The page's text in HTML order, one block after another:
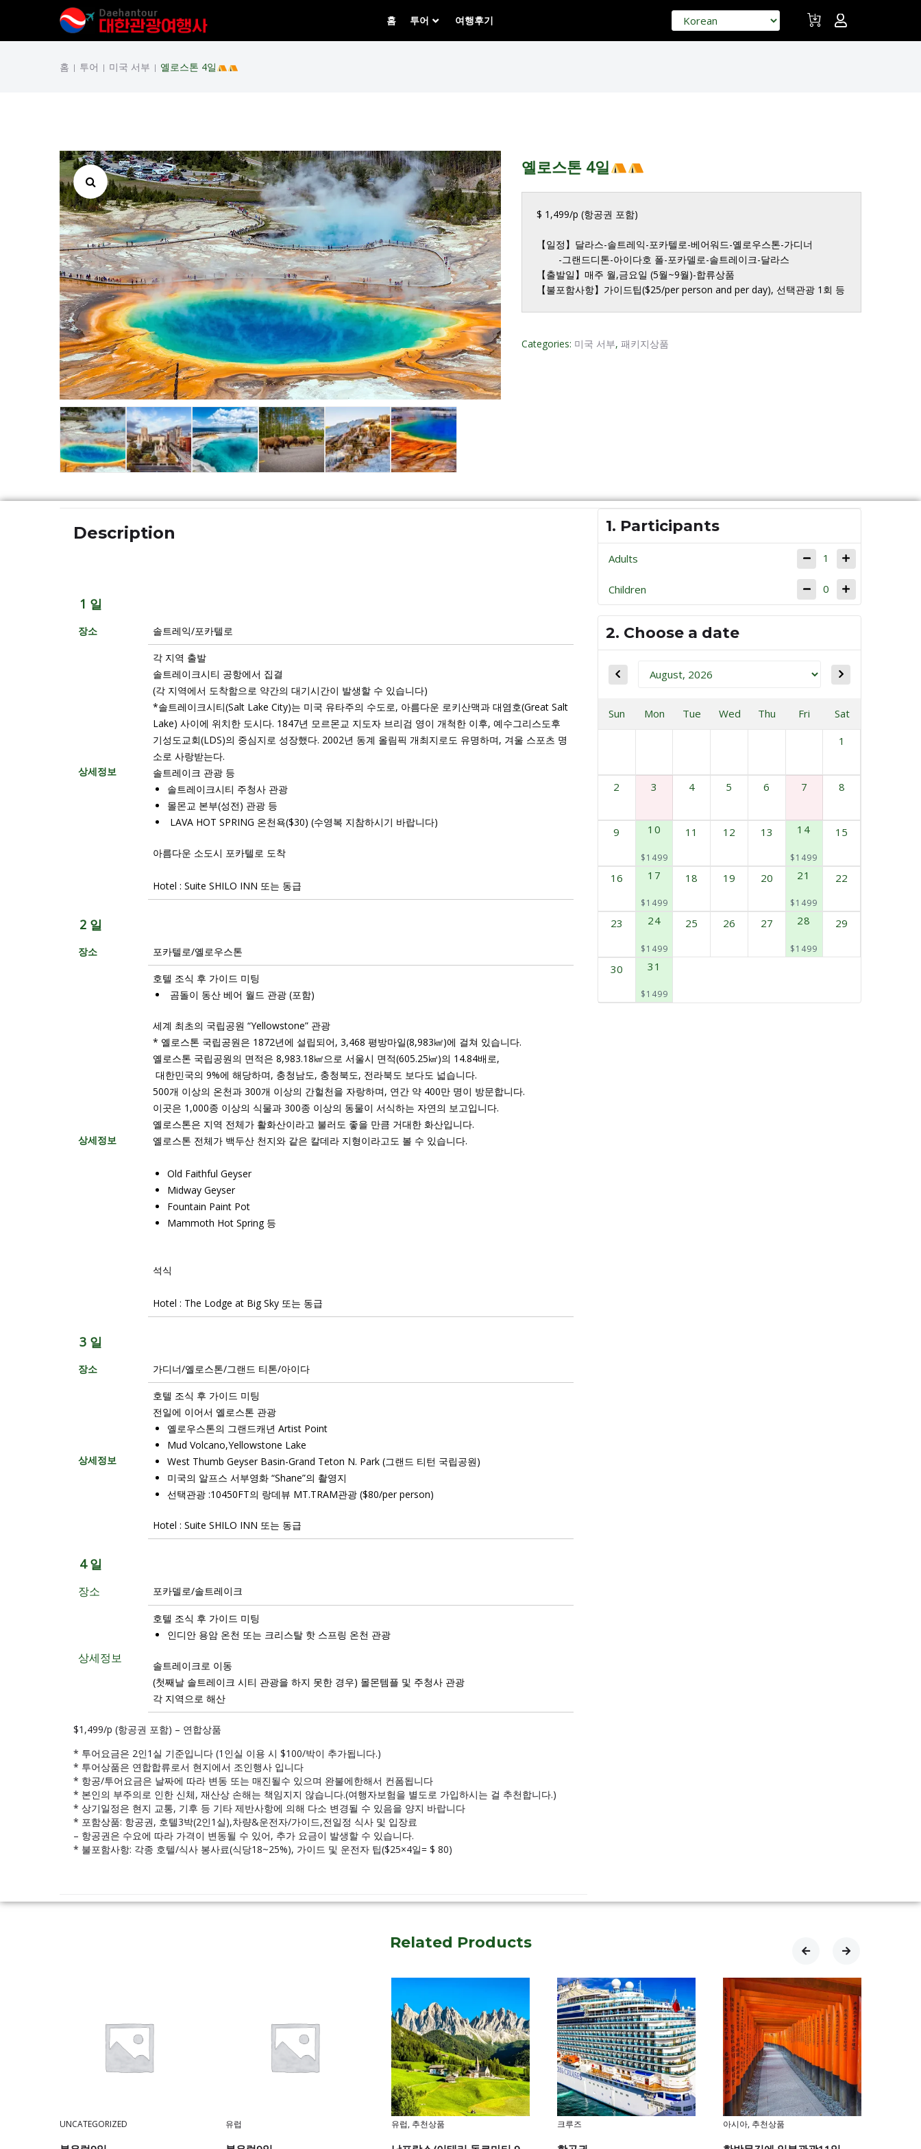
홈 투어 여행후기
홈 | 투어 | 미국 서부 | 옐로스톤 4일
옐로스톤 4일
$ 1,499/p (항공권 포함)
【일정】달라스-솔트레익-포카텔로-베어워드-옐로우스톤-가디너
【출발일】매주 월,금요일 (5월~9월)-합류상품
【불포함사항】가이드팁($25/per person and per day), 선택관광 1회 등
Categories: 미국 서부,패키지상품
Description
1 일
장소 솔트레익/포카텔로
상세정보
각 지역 출발
솔트레이크시티 공항에서 집결
(각 지역에서 도착함으로 약간의 대기시간이 발생할 수 있습니다)
*솔트레이크시티(Salt Lake City)는 미국 유타주의 수도로, 아름다운 로키산맥과 대염호(Great Salt
Lake) 사이에 위치한 도시다. 1847년 모르몬교 지도자 브리검 영이 개척한 이후, 예수그리스도후
기성도교회(LDS)의 중심지로 성장했다. 2002년 동계 올림픽 개최지로도 유명하며, 겨울 스포츠 명
소로 사랑받는다.
솔트레이크 관광 등
솔트레이크시티 주청사 관광
몰몬교 본부(성전) 관광 등
LAVA HOT SPRING 온천욕($30) (수영복 지참하시기 바랍니다)
아름다운 소도시 포카텔로 도착
Hotel : Suite SHILO INN 또는 동급
2 일
장소 포카텔로/옐로우스톤
상세정보
호텔 조식 후 가이드 미팅
곰돌이 동산 베어 월드 관광 (포함)
세계 최초의 국립공원 “Yellowstone” 관광
* 옐로스톤 국립공원은 1872년에 설립되어, 3,468 평방마일(8,983㎢)에 걸쳐 있습니다.
옐로스톤 국립공원의 면적은 8,983.18㎢으로 서울시 면적(605.25㎢)의 14.84배로,
대한민국의 9%에 해당하며, 충청남도, 충청북도, 전라북도 보다도 넓습니다.
500개 이상의 온천과 300개 이상의 간헐천을 자랑하며, 연간 약 400만 명이 방문합니다.
이곳은 1,000종 이상의 식물과 300종 이상의 동물이 서식하는 자연의 보고입니다.
옐로스톤은 지역 전체가 활화산이라고 불러도 좋을 만큼 거대한 화산입니다.
옐로스톤 전체가 백두산 천지와 같은 칼데라 지형이라고도 볼 수 있습니다.
Old Faithful Geyser
Midway Geyser
Fountain Paint Pot
Mammoth Hot Spring 등
석식
Hotel : The Lodge at Big Sky 또는 동급
3 일
장소 가디너/옐로스톤/그랜드 티톤/아이다
상세정보
호텔 조식 후 가이드 미팅
전일에 이어서 옐로스톤 관광
옐로우스톤의 그랜드캐년 Artist Point
Mud Volcano,Yellowstone Lake
West Thumb Geyser Basin-Grand Teton N. Park (그랜드 티턴 국립공원)
미국의 알프스 서부영화 “Shane”의 촬영지
선택관광 :10450FT의 랑데뷰 MT.TRAM관광 ($80/per person)
Hotel : Suite SHILO INN 또는 동급
4 일
장소 포카델로/솔트레이크
상세정보
호텔 조식 후 가이드 미팅
인디안 용암 온천 또는 크리스탈 핫 스프링 온천 관광
솔트레이크로 이동
(첫째날 솔트레이크 시티 관광을 하지 못한 경우) 몰몬템플 및 주청사 관광
각 지역으로 해산
$1,499/p (항공권 포함) – 연합상품
* 투어요금은 2인1실 기준입니다 (1인실 이용 시 $100/박이 추가됩니다.)
* 투어상품은 연합합류로서 현지에서 조인행사 입니다
* 항공/투어요금은 날짜에 따라 변동 또는 매진될수 있으며 완불에한해서 컨폼됩니다
* 본인의 부주의로 인한 신체, 재산상 손해는 책임지지 않습니다.(여행자보험을 별도로 가입하시는 걸 추천합니다.)
* 상기일정은 현지 교통, 기후 등 기타 제반사항에 의해 다소 변경될 수 있음을 양지 바랍니다
* 포함상품: 항공권, 호텔3박(2인1실),차량&운전자/가이드,전일정 식사 및 입장료
– 항공권은 수요에 따라 가격이 변동될 수 있어, 추가 요금이 발생할 수 있습니다.
* 불포함사항: 각종 호텔/식사 봉사료(식당18~25%), 가이드 및 운전자 팁($25×4일= $ 80)
1. Participants
Adults 1
Children 0
2. Choose a date
Sun Mon Tue Wed Thu Fri
Sat
1
2 3 4 5 6 7 8
9 10
$1499
11 12 13 14
$1499
15
16 17
$1499
18 19 20 21
$1499
22
23 24
$1499
25 26 27 28
$1499
29
30 31
$1499
Related Products
UNCATEGORIZED 유럽 유럽, 추천상품 크루즈 아시아, 추천상품